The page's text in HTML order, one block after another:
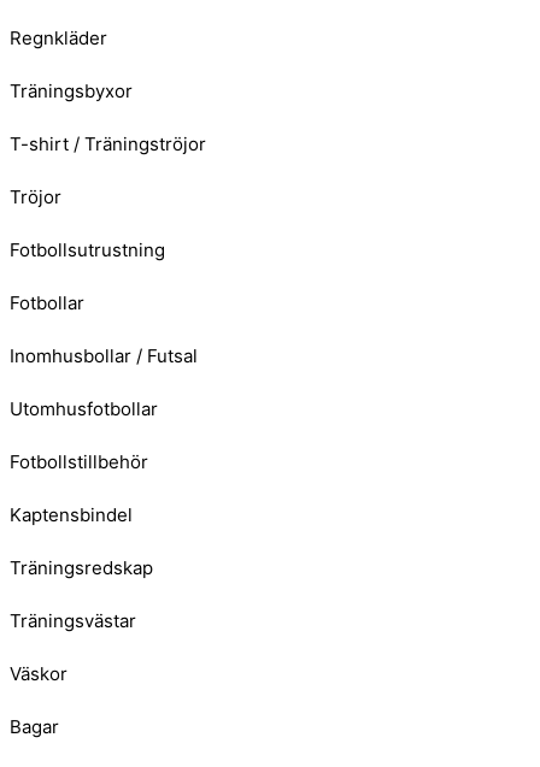
Regnkläder
Träningsbyxor
T-shirt / Träningströjor
Tröjor
Fotbollsutrustning
Fotbollar
Inomhusbollar / Futsal
Utomhusfotbollar
Fotbollstillbehör
Kaptensbindel
Träningsredskap
Träningsvästar
Väskor
Bagar